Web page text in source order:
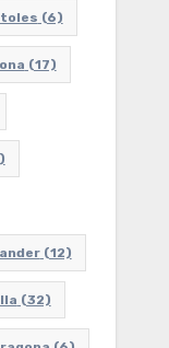
(6)
(17)
(12)
(32)